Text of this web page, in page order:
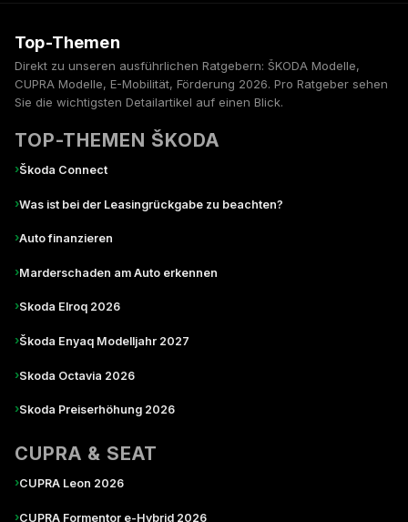
Top-Themen
Direkt zu unseren ausführlichen Ratgebern: ŠKODA Modelle,
CUPRA Modelle, E-Mobilität, Förderung 2026. Pro Ratgeber sehen
Sie die wichtigsten Detailartikel auf einen Blick.
TOP-THEMEN ŠKODA
›Škoda Connect
›Was ist bei der Leasingrückgabe zu beachten?
›Auto finanzieren
›Marderschaden am Auto erkennen
›Skoda Elroq 2026
›Škoda Enyaq Modelljahr 2027
›Skoda Octavia 2026
›Skoda Preiserhöhung 2026
CUPRA & SEAT
›CUPRA Leon 2026
›CUPRA Formentor e-Hybrid 2026